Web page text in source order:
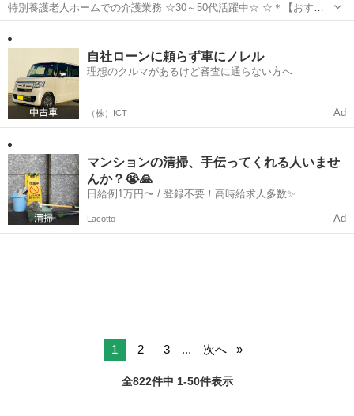
特別養護老人ホームでの介護業務 ☆30～50代活躍中☆ ☆＊【おすす
めポイント】＊☆ ◎曜日固定可 ◎週3日～勤務可 ◎シフト固定可
【業務内容】 入居者様の身体介助やレクレーションの実施、見守りや
記録業務など 記録：...自社ローンに頼らず車にノレル
理想のクルマがあるけど審査に通らない方へ
（株）ICT Ad
マンションの清掃、手伝ってくれる人いませ
んか？😭🙏
日給例1万円〜 / 登録不要！高時給求人多数✨
Lacotto Ad
1 2 3 ... 次へ
全822件中 1-50件表示